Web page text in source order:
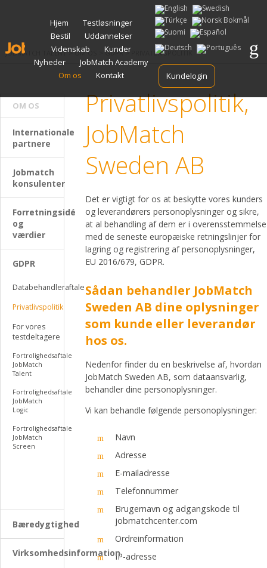
Spring
til
indhold
Hjem
Testløsninger
Bestil
Uddannelser
Videnskab
Kunder
Nyheder
JobMatch Academy
Om os
Kontakt Kundelogin
JOBMATCH TALENT>OM OS >GDPR> PRIVATLIVSPOLITIK
Privatlivspolitik,
JobMatch
Sweden AB
Det er vigtigt for os at beskytte vores kunders
og leverandørers personoplysninger og sikre,
at al behandling af dem er i overensstemmelse
med de seneste europæiske retningslinjer for
lagring og registrering af personoplysninger,
EU 2016/679, GDPR.
Sådan behandler JobMatch
Sweden AB dine oplysninger
som kunde eller leverandør
hos os.
Nedenfor finder du en beskrivelse af, hvordan
JobMatch Sweden AB, som dataansvarlig,
behandler dine personoplysninger.
Vi kan behandle følgende personoplysninger:
Navn
Adresse
E-mailadresse
Telefonnummer
Brugernavn og adgangskode til
jobmatchcenter.com
Ordreinformation
IP-adresse
OM OS
Internationale
partnere
Jobmatch
konsulenter
Forretningsidé
og
værdier
GDPR
Databehandleraftale
Privatlivspolitik
For vores
testdeltagere
Fortrolighedsaftale
JobMatch
Talent
Fortrolighedsaftale
JobMatch
Logic
Fortrolighedsaftale
JobMatch
Screen
Bæredygtighed
Virksomhedsinformation